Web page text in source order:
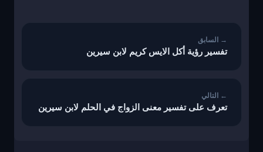
تفسير رؤية أكل الايس كريم لابن سيرين
تعرف على تفسير معنى الزواج في الحلم لابن سيرين